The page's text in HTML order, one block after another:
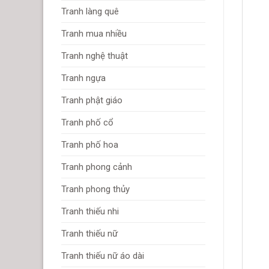
Tranh làng quê
Tranh mua nhiều
Tranh nghệ thuật
Tranh ngựa
Tranh phật giáo
Tranh phố cổ
Tranh phố hoa
Tranh phong cảnh
Tranh phong thủy
Tranh thiếu nhi
Tranh thiếu nữ
Tranh thiếu nữ áo dài